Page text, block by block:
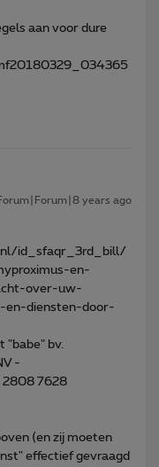
aan voor dure
years ago
id_sfaqr_3rd_bill/
en-
over-uw-
en-diensten-door-
"babe" bv.
-
2808 7628
(en zij moeten
effectief gevraagd